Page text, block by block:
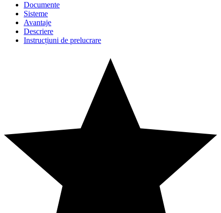
Documente
Sisteme
Avantaje
Descriere
Instrucțiuni de prelucrare